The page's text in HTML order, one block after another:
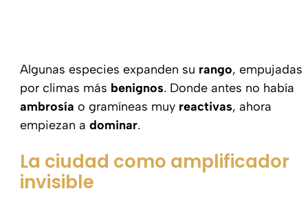
Algunas especies expanden su rango, empujadas
por climas más benignos. Donde antes no había
ambrosía o gramíneas muy reactivas, ahora
empiezan a dominar.
La ciudad como amplificador
invisible